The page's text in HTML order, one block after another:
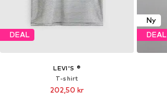
DEAL
LEVI'S ®
T-shirt
202,50 kr
Ny
DEAL